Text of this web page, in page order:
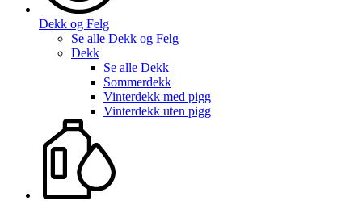
Dekk og Felg
Se alle Dekk og Felg
Dekk
Se alle Dekk
Sommerdekk
Vinterdekk med pigg
Vinterdekk uten pigg